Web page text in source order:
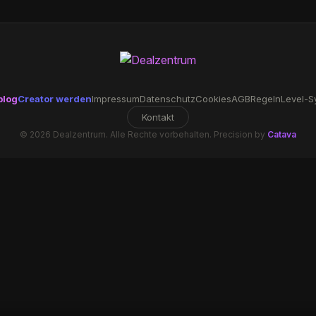
Creator werdenImpressumDatenschutzCookiesAGBRegelnLevel-
Kontakt
© 2026 Dealzentrum. Alle Rechte vorbehalten. Precision by Catava